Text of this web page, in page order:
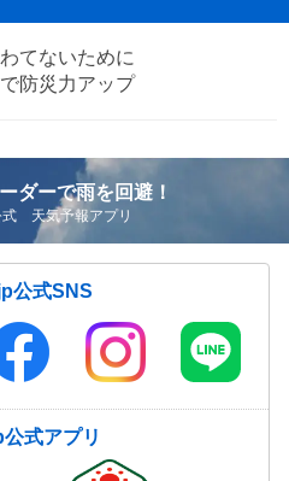
てないために
防災力アップ
ダーで雨を回避！
式 天気予報アプリ
公式SNS
式アプリ